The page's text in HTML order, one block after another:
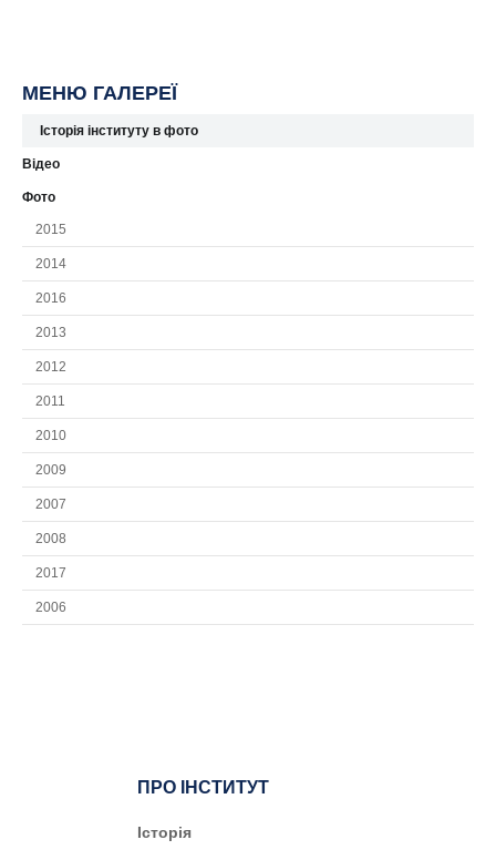
МЕНЮ ГАЛЕРЕЇ
Історія інституту в фото
Відео
Фото
2015
2014
2016
2013
2012
2011
2010
2009
2007
2008
2017
2006
ПРО ІНСТИТУТ
Історія